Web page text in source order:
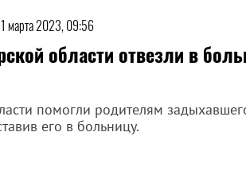
марта 2023, 09:56
области отвезли в
помогли родителям
его в больницу.